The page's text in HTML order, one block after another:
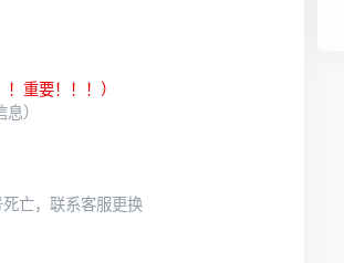
重要！！！）
）
亡，联系客服更换